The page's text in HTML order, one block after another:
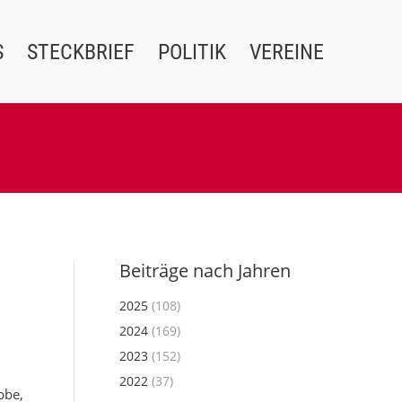
STECKBRIEF POLITIK VEREINE
Beiträge nach Jahren
2025(108)
2024(169)
2023(152)
2022(37)